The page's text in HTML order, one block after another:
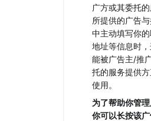
广方或其委托
所提供的广告
中主动填写你
地址等信息时
能被广告主/推
托的服务提供
使用。
为了帮助你管
你可以长按该